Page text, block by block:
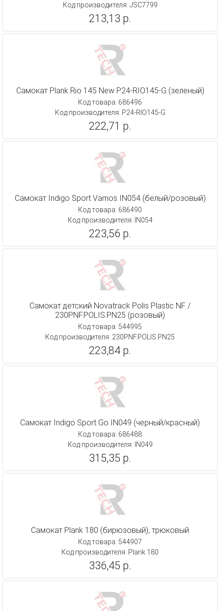
Код производителя: JSC7799
213,13 р.
Самокат Plank Rio 145 New P24-RIO145-G (зеленый)
Код товара: 686496
Код производителя: P24-RIO145-G
222,71 р.
Самокат Indigo Sport Vamos IN054 (белый/розовый)
Код товара: 686490
Код производителя: IN054
223,56 р.
Самокат детский Novatrack Polis Plastic NF /
230PNF.POLIS.PN25 (розовый)
Код товара: 544995
Код производителя: 230PNF.POLIS.PN25
223,84 р.
Самокат Indigo Sport Go IN049 (черный/красный)
Код товара: 686488
Код производителя: IN049
315,35 р.
Самокат Plank 180 (бирюзовый), трюковый
Код товара: 544907
Код производителя: Plank 180
336,45 р.